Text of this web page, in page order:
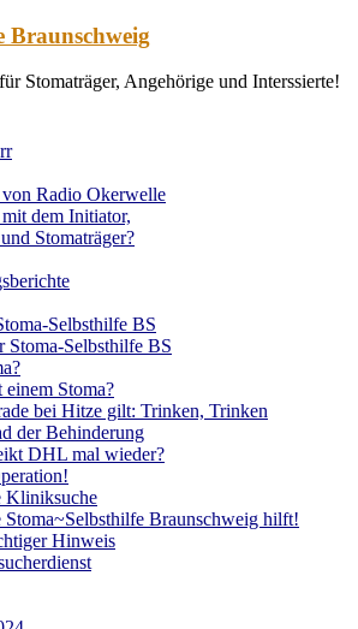
Braunschweig
Stomaträger, Angehörige und Interssierte!
Radio Okerwelle
dem Initiator,
Stomaträger?
Selbsthilfe BS
Stoma-Selbsthilfe BS
Stoma?
bei Hitze gilt: Trinken, Trinken
der Behinderung
DHL mal wieder?
Kliniksuche
Stoma~Selbsthilfe Braunschweig hilft!
Hinweis